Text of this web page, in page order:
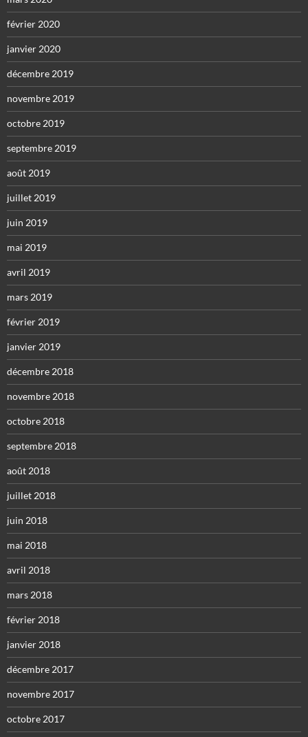
février 2020
janvier 2020
décembre 2019
novembre 2019
octobre 2019
septembre 2019
août 2019
juillet 2019
juin 2019
mai 2019
avril 2019
mars 2019
février 2019
janvier 2019
décembre 2018
novembre 2018
octobre 2018
septembre 2018
août 2018
juillet 2018
juin 2018
mai 2018
avril 2018
mars 2018
février 2018
janvier 2018
décembre 2017
novembre 2017
octobre 2017